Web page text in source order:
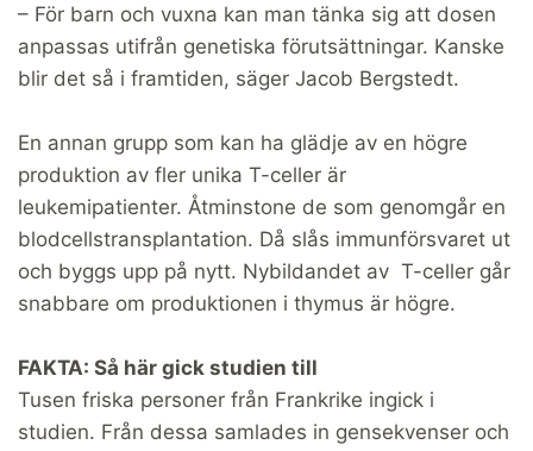
– För barn och vuxna kan man tänka sig att dosen
anpassas utifrån genetiska förutsättningar. Kanske
blir det så i framtiden, säger Jacob Bergstedt.
En annan grupp som kan ha glädje av en högre
produktion av fler unika T-celler är
leukemipatienter. Åtminstone de som genomgår en
blodcellstransplantation. Då slås immunförsvaret ut
och byggs upp på nytt. Nybildandet av T-celler går
snabbare om produktionen i thymus är högre.
FAKTA: Så här gick studien till
Tusen friska personer från Frankrike ingick i
studien. Från dessa samlades in gensekvenser och